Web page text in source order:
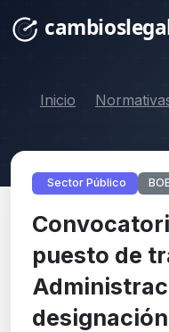
Inicio
Sector Público
puesto de
designación